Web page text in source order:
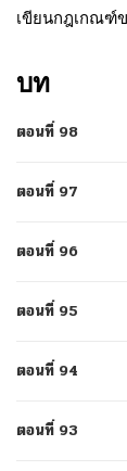
เขียนกฎเกณฑ์
บท
ตอนที่ 98
ตอนที่ 97
ตอนที่ 96
ตอนที่ 95
ตอนที่ 94
ตอนที่ 93